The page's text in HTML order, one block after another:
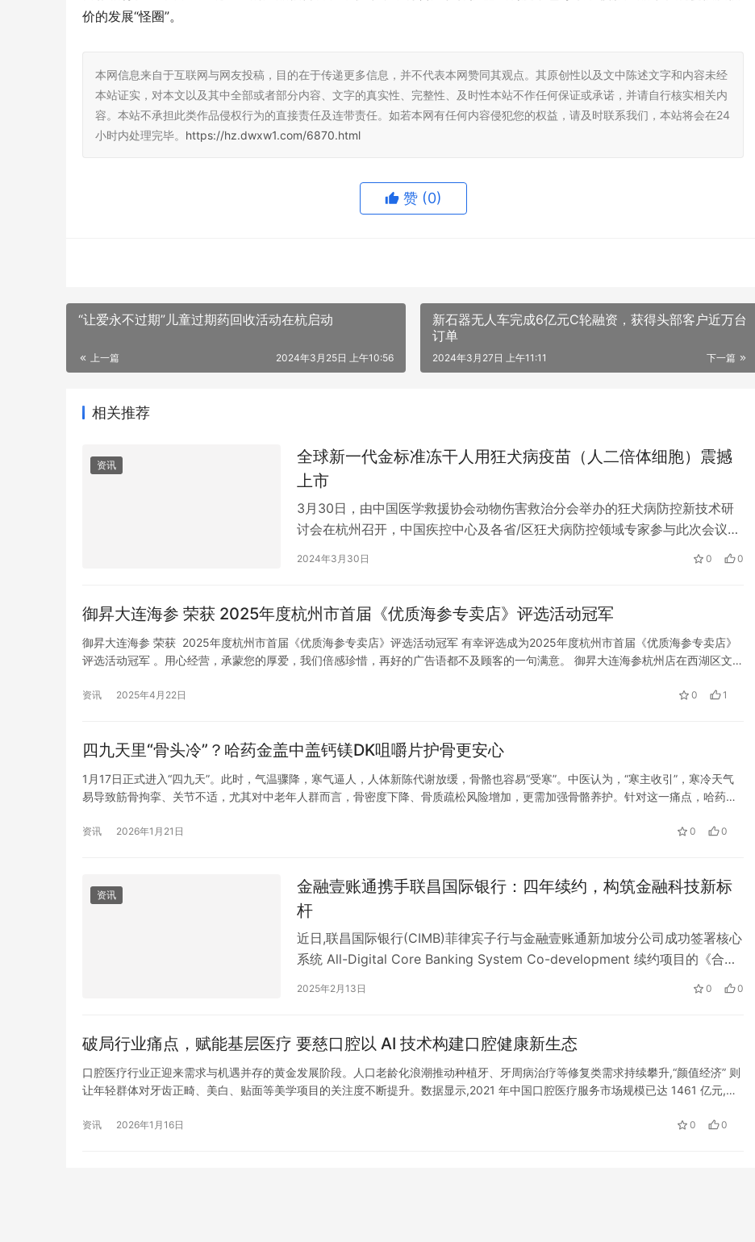
价的发展“怪圈”。
本网信息来自于互联网与网友投稿，目的在于传递更多信息，并不代表本网赞同其观点。其原创性以及文中陈述文字和内容未经
本站证实，对本文以及其中全部或者部分内容、文字的真实性、完整性、及时性本站不作任何保证或承诺，并请自行核实相关内
容。本站不承担此类作品侵权行为的直接责任及连带责任。如若本网有任何内容侵犯您的权益，请及时联系我们，本站将会在24
小时内处理完毕。 https://hz.dwxw1.com/6870.html
赞 (0)
“让爱永不过期”儿童过期药回收活动在杭启动
上一篇 2024年3月25日 上午10:56
新石器无人车完成6亿元C轮融资，获得头部客户近万台
订单
下一篇
2024年3月27日 上午11:11
相关推荐
资讯
全球新一代金标准冻干人用狂犬病疫苗（人二倍体细胞）震撼
上市
3月30日，由中国医学救援协会动物伤害救治分会举办的狂犬病防控新技术研
讨会在杭州召开，中国疾控中心及各省/区狂犬病防控领域专家参与此次会议。
全球新一代金标准冻干人用狂犬病疫苗（人二倍体细胞）在此次会议中宣布上
批。这款疫苗…
2024年3月30日 0 0
御昇大连海参 荣获 2025年度杭州市首届《优质海参专卖店》评选活动冠军
御昇大连海参 荣获 2025年度杭州市首届《优质海参专卖店》评选活动冠军 有幸评选成为2025年度杭州市首届《优质海参专卖店》
评选活动冠军 。用心经营，承蒙您的厚爱，我们倍感珍惜，再好的广告语都不及顾客的一句满意。 御昇大连海参杭州店在西湖区文三
资讯 2025年4月22日 0 1
四九天里“骨头冷”？哈药金盖中盖钙镁DK咀嚼片护骨更安心
1月17日正式进入“四九天”。此时，气温骤降，寒气逼人，人体新陈代谢放缓，骨骼也容易“受寒”。中医认为，“寒主收引”，寒冷天气
易导致筋骨拘挛、关节不适，尤其对中老年人群而言，骨密度下降、骨质疏松风险增加，更需加强骨骼养护。针对这一痛点，哈药集
资讯 2026年1月21日 0 0
资讯
金融壹账通携手联昌国际银行：四年续约，构筑金融科技新标
杆
近日,联昌国际银行(CIMB)菲律宾子行与金融壹账通新加坡分公司成功签署核心
系统 All-Digital Core Banking System Co-development 续约项目的《合作
意向书》(LOA),进一步深化了双方在数字化金融服务领域的合作。这份续约协
2025年2月13日 0 0
破局行业痛点，赋能基层医疗 要慈口腔以 AI 技术构建口腔健康新生态
口腔医疗行业正迎来需求与机遇并存的黄金发展阶段。人口老龄化浪潮推动种植牙、牙周病治疗等修复类需求持续攀升,“颜值经济” 则
让年轻群体对牙齿正畸、美白、贴面等美学项目的关注度不断提升。数据显示,2021 年中国口腔医疗服务市场规模已达 1461 亿元,预
资讯 2026年1月16日 0 0